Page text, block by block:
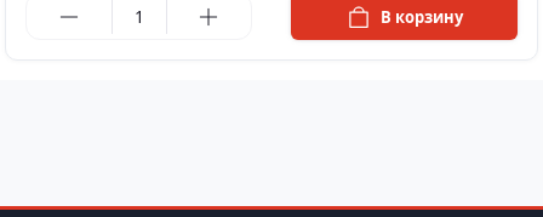
В корзину